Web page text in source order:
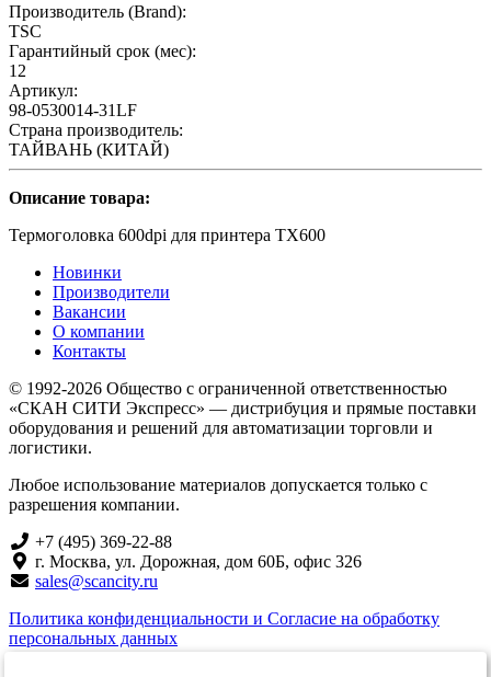
Производитель (Brand):
TSC
Гарантийный срок (мес):
12
Артикул:
98-0530014-31LF
Страна производитель:
ТАЙВАНЬ (КИТАЙ)
Описание товара:
Термоголовка 600dpi для принтера TX600
Новинки
Производители
Вакансии
О компании
Контакты
© 1992-2026 Общество с ограниченной ответственностью
«СКАН СИТИ Экспресс» — дистрибуция и прямые поставки
оборудования и решений для автоматизации торговли и
логистики.
Любое использование материалов допускается только с
разрешения компании.
+7 (495) 369-22-88
г. Москва, ул. Дорожная, дом 60Б, офис 326
sales@scancity.ru
Политика конфиденциальности и Согласие на обработку
персональных данных